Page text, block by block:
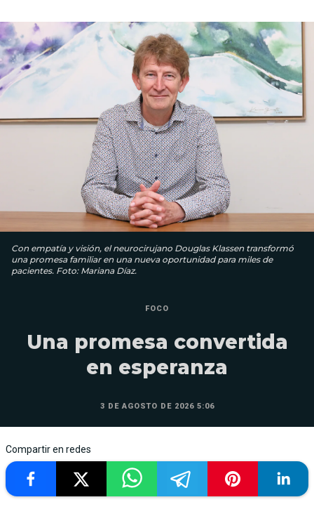
Con empatía y visión, el neurocirujano Douglas Klassen transformó
una promesa familiar en una nueva oportunidad para miles de
pacientes. Foto: Mariana Díaz.
FOCO
Una promesa convertida
en esperanza
3 DE AGOSTO DE 2026 5:06
Compartir en redes